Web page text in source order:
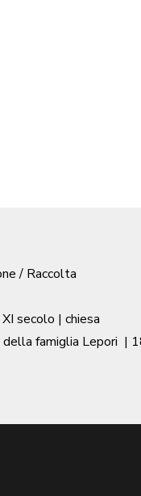
/ Raccolta
XI secolo | chiesa
famiglia Lepori |